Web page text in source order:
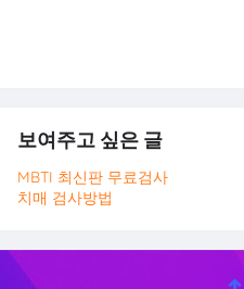
보여주고 싶은 글
MBTI 최신판 무료검사
치매 검사방법